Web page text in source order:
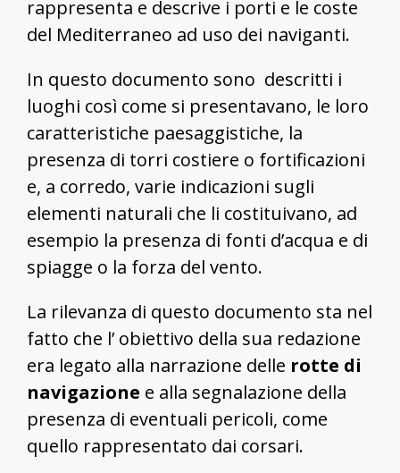
rappresenta e descrive i porti e le coste
del Mediterraneo ad uso dei naviganti.
In questo documento sono descritti i
luoghi così come si presentavano, le loro
caratteristiche paesaggistiche, la
presenza di torri costiere o fortificazioni
e, a corredo, varie indicazioni sugli
elementi naturali che li costituivano, ad
esempio la presenza di fonti d’acqua e di
spiagge o la forza del vento.
La rilevanza di questo documento sta nel
fatto che l’ obiettivo della sua redazione
era legato alla narrazione delle rotte di
navigazione e alla segnalazione della
presenza di eventuali pericoli, come
quello rappresentato dai corsari.